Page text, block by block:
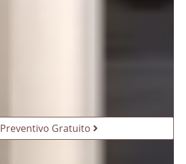
Preventivo Gratuito